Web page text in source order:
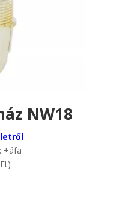
NW18
Current
price
+áfa
Ft)